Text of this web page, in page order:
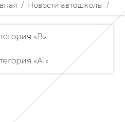
/ Новости автошколы /
«B»
«А1»